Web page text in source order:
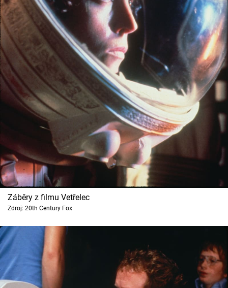
Záběry z filmu Vetřelec
Zdroj: 20th Century Fox